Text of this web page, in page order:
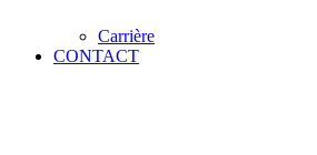
Carrière
CONTACT